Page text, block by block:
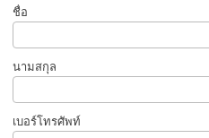
ชื่อ
นามสกุล
เบอร์โทรศัพท์